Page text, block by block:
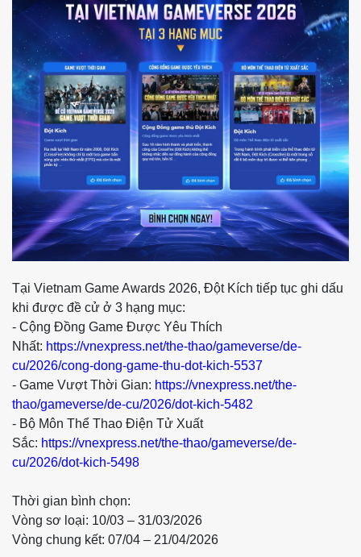
Tại Vietnam Game Awards 2026, Đột Kích tiếp tục ghi dấu
khi được đề cử ở 3 hạng mục:
- Cộng Đồng Game Được Yêu Thích
Nhất: https://vnexpress.net/the-thao/gameverse/de-
cu/2026/cong-dong-game-thu-dot-kich-5537
- Game Vượt Thời Gian: https://vnexpress.net/the-
thao/gameverse/de-cu/2026/dot-kich-5482
- Bộ Môn Thể Thao Điện Tử Xuất
Sắc: https://vnexpress.net/the-thao/gameverse/de-
cu/2026/dot-kich-5498
Thời gian bình chọn:
Vòng sơ loại: 10/03 – 31/03/2026
Vòng chung kết: 07/04 – 21/04/2026